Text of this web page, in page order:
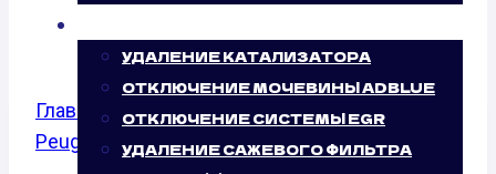
УДАЛЕНИЕ КАТАЛИЗАТОРА
ОТКЛЮЧЕНИЕ МОЧЕВИНЫ ADBLUE
ОТКЛЮЧЕНИЕ СИСТЕМЫ EGR
УДАЛЕНИЕ САЖЕВОГО ФИЛЬТРА
Главная /Калибровка файлов прошивок
Peugeot /806